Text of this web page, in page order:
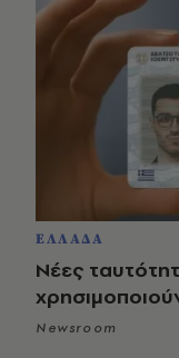
ΕΛΛΑΔΑ
Νέες
Newsroom